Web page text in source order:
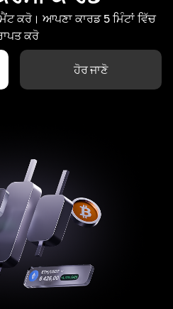
ਕਰੋ। ਆਪਣਾ ਕਾਰਡ 5 ਮਿੰਟਾਂ ਵਿੱਚ
ਕਰੋ
ਹੋਰ ਜਾਣੋ